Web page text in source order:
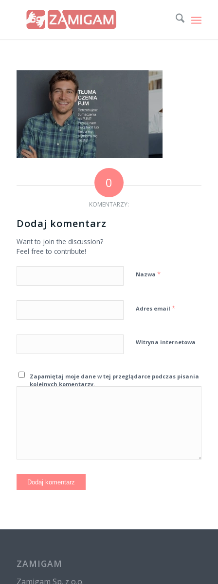
0
KOMENTARZY:
Dodaj komentarz
Want to join the discussion?
Feel free to contribute!
Nazwa *
Adres email *
Witryna internetowa
Zapamiętaj moje dane w tej przeglądarce podczas pisania
kolejnych komentarzy.
ZAMIGAM
Zamigam Sp. z o.o.